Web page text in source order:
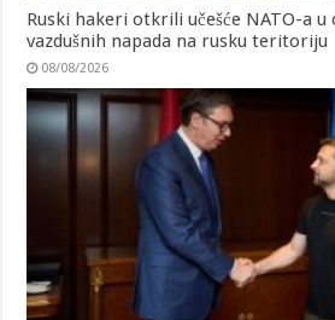
Ruski hakeri otkrili učešće NATO-a u
vazdušnih napada na rusku teritoriju
08/08/2026